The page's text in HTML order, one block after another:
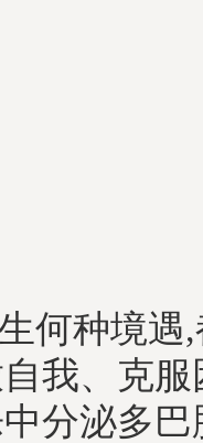
何种境遇
我、克
分泌多